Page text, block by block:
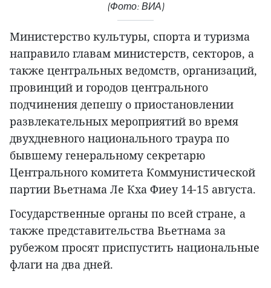
(Фото: ВИА)
Министерство культуры, спорта и туризма
направило главам министерств, секторов, а
также центральных ведомств, организаций,
провинций и городов центрального
подчинения депешу о приостановлении
развлекательных мероприятий во время
двухдневного национального траура по
бывшему генеральному секретарю
Центрального комитета Коммунистической
партии Вьетнама Ле Кха Фиеу 14-15 августа.
Государственные органы по всей стране, а
также представительства Вьетнама за
рубежом просят приспустить национальные
флаги на два дней.